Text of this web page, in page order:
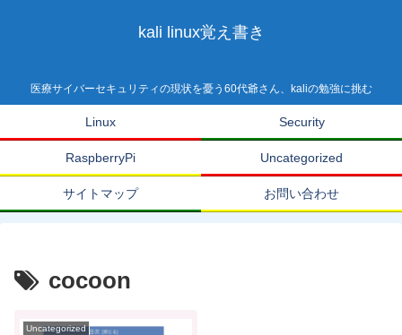
kali linux覚え書き
医療サイバーセキュリティの現状を憂う60代爺さん、kaliの勉強に挑む
Linux Security
RaspberryPi Uncategorized
サイトマップ お問い合わせ
cocoon
Uncategorized